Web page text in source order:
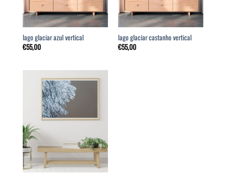
lago glaciar azul vertical
€55,00
lago glaciar castanho vertical
€55,00